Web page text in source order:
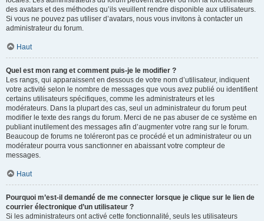
des avatars et des méthodes qu’ils veuillent rendre disponible aux utilisateurs.
Si vous ne pouvez pas utiliser d’avatars, nous vous invitons à contacter un
administrateur du forum.
Haut
Quel est mon rang et comment puis-je le modifier ?
Les rangs, qui apparaissent en dessous de votre nom d’utilisateur, indiquent
votre activité selon le nombre de messages que vous avez publié ou identifient
certains utilisateurs spécifiques, comme les administrateurs et les
modérateurs. Dans la plupart des cas, seul un administrateur du forum peut
modifier le texte des rangs du forum. Merci de ne pas abuser de ce système en
publiant inutilement des messages afin d’augmenter votre rang sur le forum.
Beaucoup de forums ne toléreront pas ce procédé et un administrateur ou un
modérateur pourra vous sanctionner en abaissant votre compteur de
messages.
Haut
Pourquoi m’est-il demandé de me connecter lorsque je clique sur le lien de
courrier électronique d’un utilisateur ?
Si les administrateurs ont activé cette fonctionnalité, seuls les utilisateurs